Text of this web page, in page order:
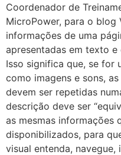
Coordenador de
MicroPower, para o blog
informações de uma
apresentadas em texto
Isso significa que, se for
como imagens e sons,
devem ser repetidas
descrição deve ser
as mesmas informações
disponibilizados, para
visual entenda,